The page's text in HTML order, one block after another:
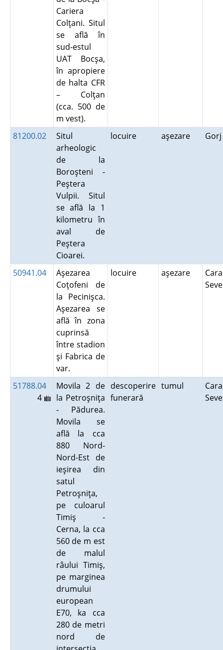
Cariera
Colţani. Situl
se află în
sud-estul
UAT Bocşa,
în apropiere
de halta CFR
– Colţan
(cca. 500 de
m vest).
81200.02
Situl
arheologic
de la
Boroşteni -
Peştera
Vulpii. Situl
se află la 1
kilometru în
aval de
Peştera
Cioarei.
locuire aşezare
50941.04
Aşezarea
Coţofeni de
la Pecinişca.
Aşezarea se
află în zona
cuprinsă
între stadion
şi Fabrica de
var.
locuire aşezare
51788.04
4
Movila 2 de
la Petroşniţa
- Pădurea.
Movila se
află la cca
880 Nord-
Nord-Est de
ieşirea din
satul
Petroşniţa,
pe culoarul
Timiş -
Cerna, la cca
560 de m est
de malul
râului Timiş,
pe marginea
drumului
european
E70, ka cca
280 de metri
nord de
descoperire
funerară
tumul